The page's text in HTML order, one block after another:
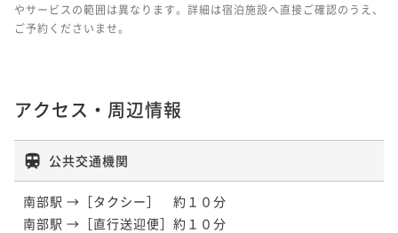
やサービスの範囲は異なります。詳細は宿泊施設へ直接ご確認のうえ、
ご予約くださいませ。
アクセス・周辺情報
公共交通機関
南部駅 →［タクシー］　約１０分
南部駅 →［直行送迎便］約１０分